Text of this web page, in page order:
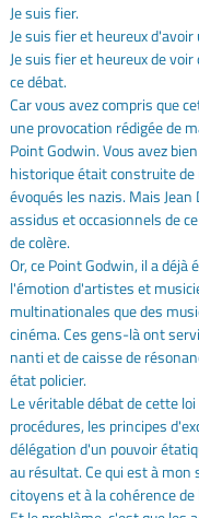
Je suis fier.
Je suis fier et heureux
Je suis fier et heureux de
ce débat.
Car vous avez compris que
une provocation rédigée de
Point Godwin. Vous avez
historique était construite
évoqués les nazis. Mais
assidus et occasionnels de
de colère.
Or, ce Point Godwin, il a
l'émotion d'artistes et
multinationales que des
cinéma. Ces gens-là ont
nanti et de caisse de
état policier.
Le véritable débat de cette
procédures, les principes
délégation d'un pouvoir
au résultat. Ce qui est à
citoyens et à la cohérence